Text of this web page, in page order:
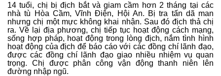
14 tuổi, chị bị địch bắt và giam cầm hơn 2 tháng tại các
nhà tù Hòa Cầm, Vĩnh Điện, Hội An. Bị tra tấn dã man
nhưng chị một mực không khai nhận. Sau đó địch thả chị
ra. Về lại địa phương, chị tiếp tục hoạt động cách mạng,
sống hợp pháp, hoạt động trong lòng địch, nắm tình hình
hoạt động của địch để báo cáo với các đồng chí lãnh đạo,
được các đồng chí lãnh đạo giao nhiều nhiệm vụ quan
trọng. Chị được phân công vận động thanh niên lên
đường nhập ngũ.